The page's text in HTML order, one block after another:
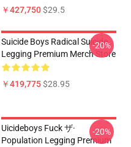
￥427,750$29.5
Suicide Boys Radical Suicide
Legging Premium Merch Store
￥419,775$28.95
-20%
Uicideboys Fuck ザ·
Population Legging Premium
-20%